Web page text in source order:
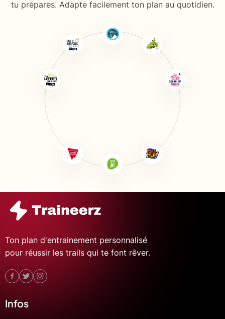
tu prépares. Adapte facilement ton plan au quotidien.
Ton plan d'entrainement personnalisé
pour réussir les trails qui te font rêver.
Infos